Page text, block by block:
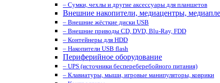
– Сумки, чехлы и другие аксессуары для планшетов
Внешние накопители, медиацентры,
– Внешние жёсткие диски USB
– Внешние приводы CD, DVD, Blu-Ray, FDD
– Контейнеры для HDD
– Накопители USB flash
Периферийное оборудование
– UPS (источники беспереберебойного питания)
– Клавиатуры, мыши, игровые манипуляторы, коврики